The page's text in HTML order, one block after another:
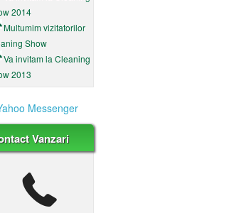
2014
Multumim vizitatorilor
Show
Va invitam la Cleaning
2013
Vanzari